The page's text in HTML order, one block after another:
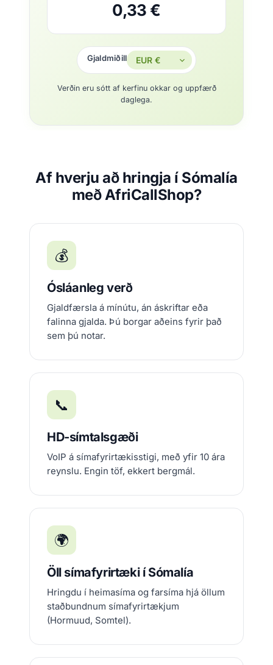
0,33 €
Gjaldmiðill
Verðin eru sótt af kerfinu okkar og uppfærð
daglega.
Af hverju að hringja í Sómalía
með AfriCallShop?
💰
Ósláanleg verð
Gjaldfærsla á mínútu, án áskriftar eða
falinna gjalda. Þú borgar aðeins fyrir það
sem þú notar.
📞
HD-símtalsgæði
VoIP á símafyrirtækisstigi, með yfir 10 ára
reynslu. Engin töf, ekkert bergmál.
🌍
Öll símafyrirtæki í Sómalía
Hringdu í heimasíma og farsíma hjá öllum
staðbundnum símafyrirtækjum
(Hormuud, Somtel).